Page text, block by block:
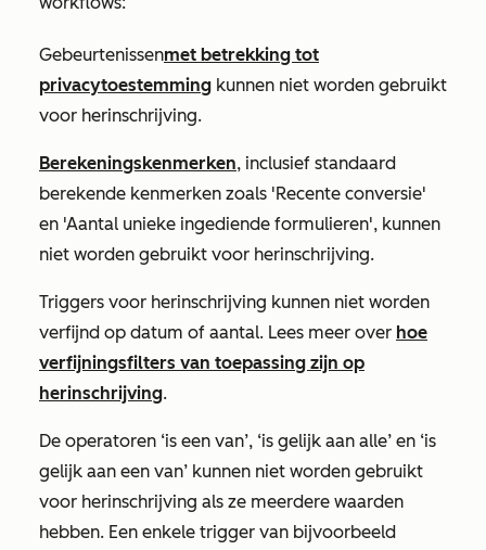
Gebeurtenissenmet betrekking tot
privacytoestemming kunnen niet worden gebruikt
voor herinschrijving.
Berekeningskenmerken, inclusief standaard
berekende kenmerken zoals 'Recente conversie'
en 'Aantal unieke ingediende formulieren', kunnen
niet worden gebruikt voor herinschrijving.
Triggers voor herinschrijving kunnen niet worden
verfijnd op datum of aantal. Lees meer over hoe
verfijningsfilters van toepassing zijn op
herinschrijving.
De operatoren ‘is een van’, ‘is gelijk aan alle’ en ‘is
gelijk aan een van’ kunnen niet worden gebruikt
voor herinschrijving als ze meerdere waarden
hebben. Een enkele trigger van bijvoorbeeld